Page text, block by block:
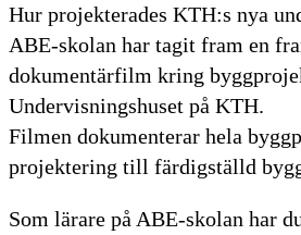
Hur projekterades KTH:s nya
ABE-skolan har tagit fram en
dokumentärfilm kring
Undervisningshuset på KTH.
Filmen dokumenterar hela
projektering till färdigställd
Som lärare på ABE-skolan har